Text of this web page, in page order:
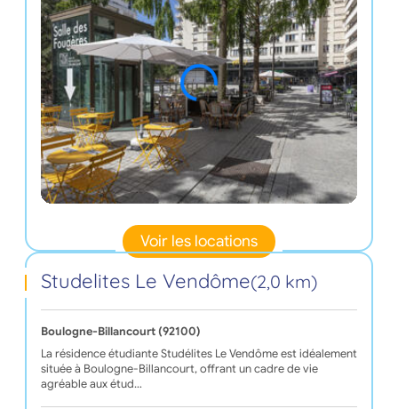
Voir les locations
Studelites Le Vendôme(2,0 km)
Boulogne-Billancourt (92100)
La résidence étudiante Studélites Le Vendôme est idéalement
située à Boulogne-Billancourt, offrant un cadre de vie
agréable aux étud…